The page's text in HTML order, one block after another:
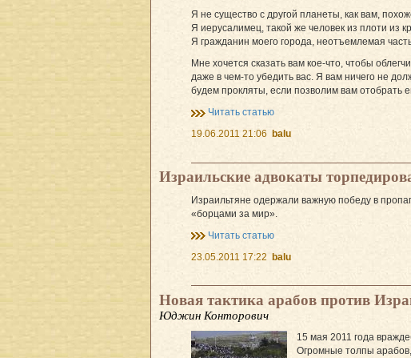
Я не существо с другой планеты, как вам,
Я иерусалимец, такой же человек из плоти из
Я гражданин моего города, неотъемлемая
Мне хочется сказать вам кое-что, чтобы
даже в чем-то убедить вас. Я вам ничего не
будем прокляты, если позволим вам отобрать
Читать статью
19.06.2011 21:06
balu
Израильские адвокаты
Израильтяне одержали важную победу в
«борцами за мир».
Читать статью
23.05.2011 17:22 balu
Новая тактика арабов против
Юджин Конторович
15 мая 2011 года
Огромные толпы